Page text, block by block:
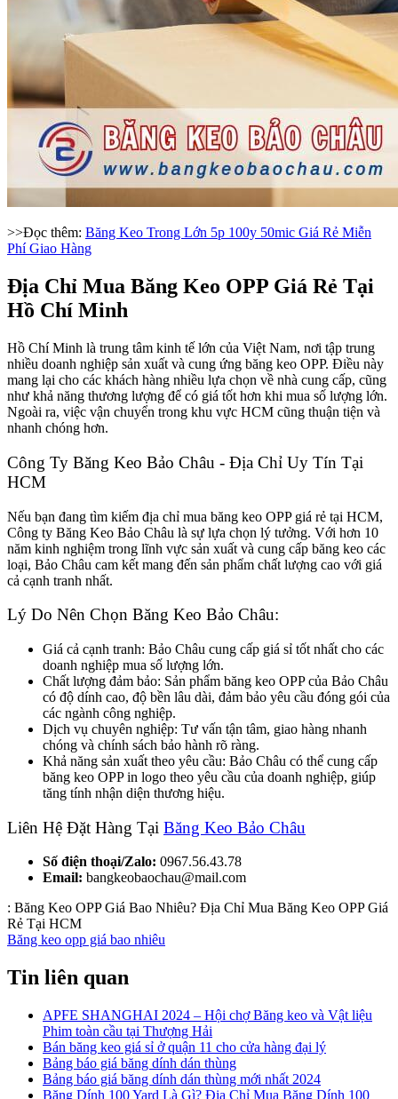
>>Đọc thêm: Băng Keo Trong Lớn 5p 100y 50mic Giá Rẻ Miễn
Phí Giao Hàng
Địa Chỉ Mua Băng Keo OPP Giá Rẻ Tại
Hồ Chí Minh
Hồ Chí Minh là trung tâm kinh tế lớn của Việt Nam, nơi tập trung
nhiều doanh nghiệp sản xuất và cung ứng băng keo OPP. Điều này
mang lại cho các khách hàng nhiều lựa chọn về nhà cung cấp, cũng
như khả năng thương lượng để có giá tốt hơn khi mua số lượng lớn.
Ngoài ra, việc vận chuyển trong khu vực HCM cũng thuận tiện và
nhanh chóng hơn.
Công Ty Băng Keo Bảo Châu - Địa Chỉ Uy Tín Tại
HCM
Nếu bạn đang tìm kiếm địa chỉ mua băng keo OPP giá rẻ tại HCM,
Công ty Băng Keo Bảo Châu là sự lựa chọn lý tưởng. Với hơn 10
năm kinh nghiệm trong lĩnh vực sản xuất và cung cấp băng keo các
loại, Bảo Châu cam kết mang đến sản phẩm chất lượng cao với giá
cả cạnh tranh nhất.
Lý Do Nên Chọn Băng Keo Bảo Châu:
Giá cả cạnh tranh: Bảo Châu cung cấp giá sỉ tốt nhất cho các
doanh nghiệp mua số lượng lớn.
Chất lượng đảm bảo: Sản phẩm băng keo OPP của Bảo Châu
có độ dính cao, độ bền lâu dài, đảm bảo yêu cầu đóng gói của
các ngành công nghiệp.
Dịch vụ chuyên nghiệp: Tư vấn tận tâm, giao hàng nhanh
chóng và chính sách bảo hành rõ ràng.
Khả năng sản xuất theo yêu cầu: Bảo Châu có thể cung cấp
băng keo OPP in logo theo yêu cầu của doanh nghiệp, giúp
tăng tính nhận diện thương hiệu.
Liên Hệ Đặt Hàng Tại Băng Keo Bảo Châu
Số điện thoại/Zalo: 0967.56.43.78
Email: bangkeobaochau@mail.com
: Băng Keo OPP Giá Bao Nhiêu? Địa Chỉ Mua Băng Keo OPP Giá
Rẻ Tại HCM
Băng keo opp giá bao nhiêu
Tin liên quan
APFE SHANGHAI 2024 – Hội chợ Băng keo và Vật liệu
Phim toàn cầu tại Thượng Hải
Bán băng keo giá sỉ ở quận 11 cho cửa hàng đại lý
Bảng báo giá băng dính dán thùng
Bảng báo giá băng dính dán thùng mới nhất 2024
Băng Dính 100 Yard Là Gì? Địa Chỉ Mua Băng Dính 100